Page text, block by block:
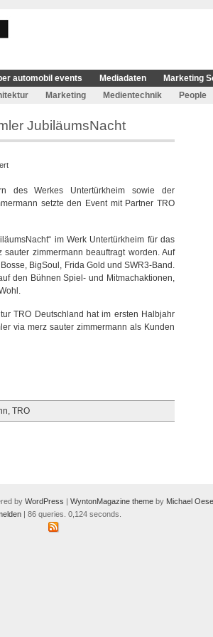
automobil events Mediadaten
Marketing
Marketing Medientechnik People
JubiläumsNacht
für
sauter
zimmermann
feiern
Daimler
JubiläumsNacht
des Werkes Untertürkheim sowie der
setzte den Event mit Partner TRO
im Werk Untertürkheim für das
zimmermann beauftragt worden. Auf
BigSoul, Frida Gold und SWR3-Band.
den Bühnen Spiel- und Mitmachaktionen,
TRO Deutschland hat im ersten Halbjahr
via merz sauter zimmermann als Kunden
, TRO
by WordPress | WyntonMagazine theme by Michael
| 86 queries. 0,124 seconds.